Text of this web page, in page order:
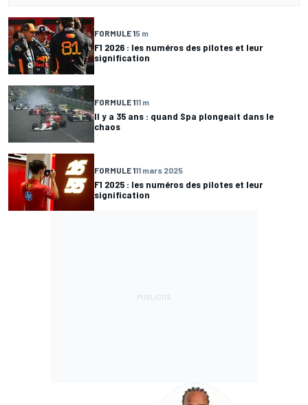
FORMULE 15 m
F1 2026 : les numéros des pilotes et leur
signification
FORMULE 111 m
Il y a 35 ans : quand Spa plongeait dans le
chaos
FORMULE 111 mars 2025
F1 2025 : les numéros des pilotes et leur
signification